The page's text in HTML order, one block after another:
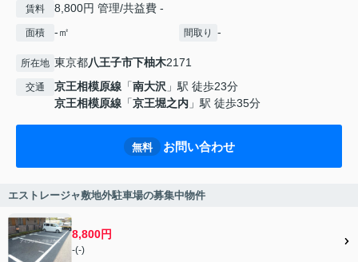
賃料 8,800円 管理/共益費 -
面積 -㎡ 間取り -
所在地 東京都八王子市下柚木2171
交通 京王相模原線 「南大沢 」駅 徒歩23分
京王相模原線 「京王堀之内 」駅 徒歩35分
無料 お問い合わせ
エストレージャ敷地外駐車場の募集中物件
8,800円
-(-)